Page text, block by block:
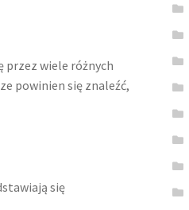
przez wiele różnych
powinien się znaleźć,
się